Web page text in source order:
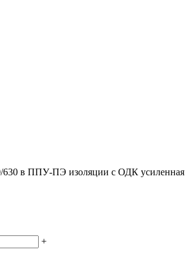
630 в ППУ-ПЭ изоляции с ОДК усиленная
+